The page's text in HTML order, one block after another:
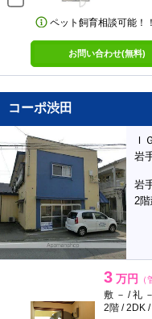
ペット飼育相談可能！
お問い合わせ(無料)
コーポ渋田
Ｉ
岩
岩
2
3 万円
敷 － / 礼 －
2階 / 2DK